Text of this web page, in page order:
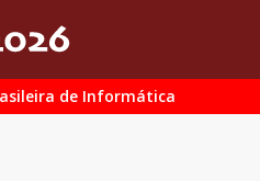
de Informática